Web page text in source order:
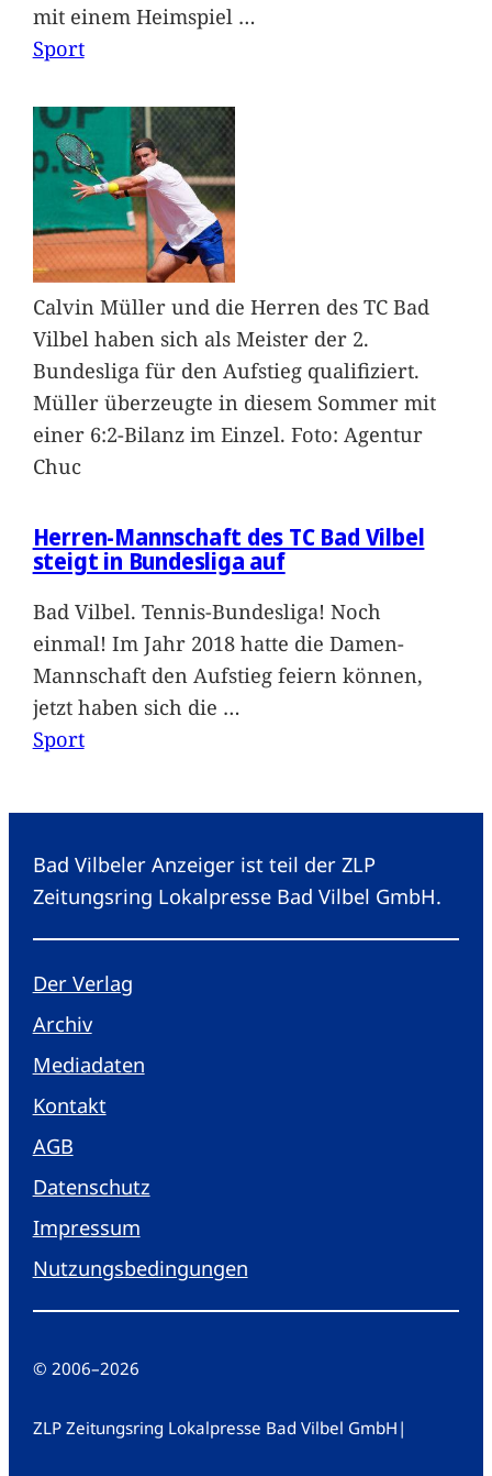
mit einem Heimspiel …
Sport
Calvin Müller und die Herren des TC Bad
Vilbel haben sich als Meister der 2.
Bundesliga für den Aufstieg qualifiziert.
Müller überzeugte in diesem Sommer mit
einer 6:2-Bilanz im Einzel. Foto: Agentur
Chuc
Herren-Mannschaft des TC Bad Vilbel
steigt in Bundesliga auf
Bad Vilbel. Tennis-Bundesliga! Noch
einmal! Im Jahr 2018 hatte die Damen-
Mannschaft den Aufstieg feiern können,
jetzt haben sich die …
Sport
Bad Vilbeler Anzeiger ist teil der ZLP
Zeitungsring Lokalpresse Bad Vilbel GmbH.
Der Verlag
Archiv
Mediadaten
Kontakt
AGB
Datenschutz
Impressum
Nutzungsbedingungen
© 2006–2026
ZLP Zeitungsring Lokalpresse Bad Vilbel GmbH |